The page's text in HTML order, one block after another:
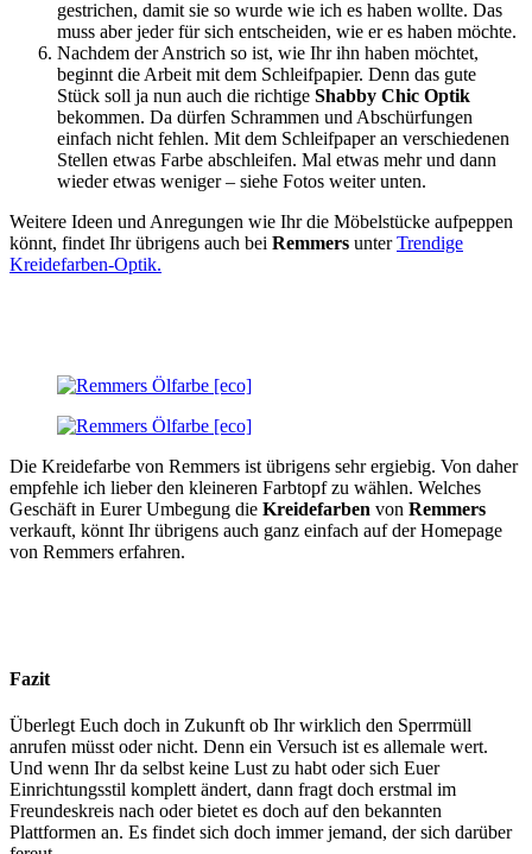
gestrichen, damit sie so wurde wie ich es haben wollte. Das
muss aber jeder für sich entscheiden, wie er es haben möchte.
Nachdem der Anstrich so ist, wie Ihr ihn haben möchtet,
beginnt die Arbeit mit dem Schleifpapier. Denn das gute
Stück soll ja nun auch die richtige Shabby Chic Optik
bekommen. Da dürfen Schrammen und Abschürfungen
einfach nicht fehlen. Mit dem Schleifpaper an verschiedenen
Stellen etwas Farbe abschleifen. Mal etwas mehr und dann
wieder etwas weniger – siehe Fotos weiter unten.
Weitere Ideen und Anregungen wie Ihr die Möbelstücke aufpeppen
könnt, findet Ihr übrigens auch bei Remmers unterTrendige
Kreidefarben-Optik.
Die Kreidefarbe von Remmers ist übrigens sehr ergiebig. Von daher
empfehle ich lieber den kleineren Farbtopf zu wählen. Welches
Geschäft in Eurer Umbegung die Kreidefarben von Remmers
verkauft, könnt Ihr übrigens auch ganz einfach auf der Homepage
von Remmers erfahren.
Fazit
Überlegt Euch doch in Zukunft ob Ihr wirklich den Sperrmüll
anrufen müsst oder nicht. Denn ein Versuch ist es allemale wert.
Und wenn Ihr da selbst keine Lust zu habt oder sich Euer
Einrichtungsstil komplett ändert, dann fragt doch erstmal im
Freundeskreis nach oder bietet es doch auf den bekannten
Plattformen an. Es findet sich doch immer jemand, der sich darüber